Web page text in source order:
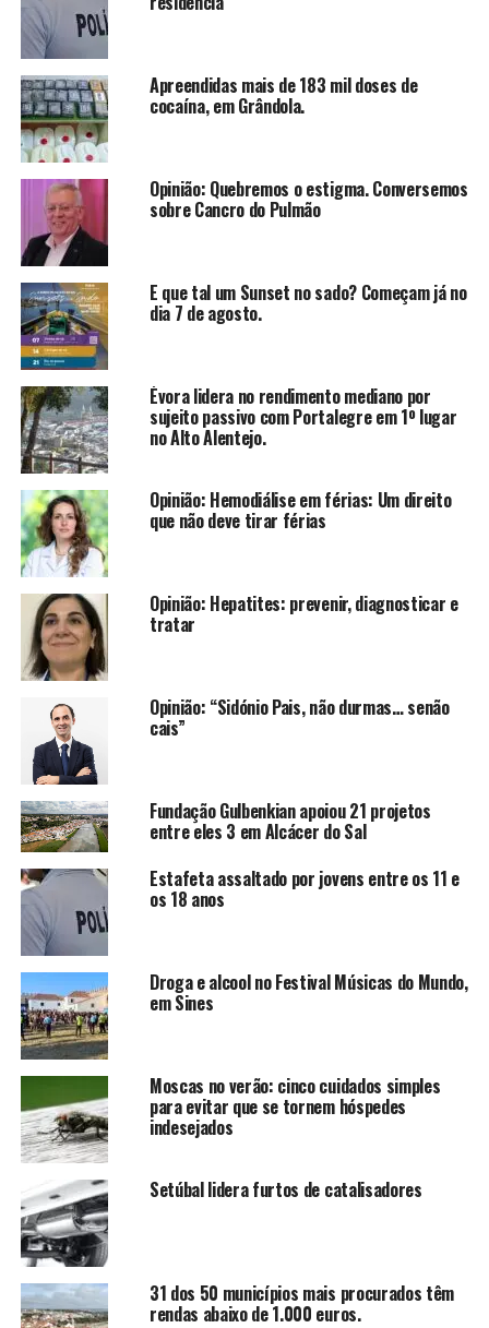
Apreendidas mais de 183 mil doses de
cocaína, em Grândola.
Opinião: Quebremos o estigma. Conversemos
sobre Cancro do Pulmão
E que tal um Sunset no sado? Começam já no
dia 7 de agosto.
Évora lidera no rendimento mediano por
sujeito passivo com Portalegre em 1º lugar
no Alto Alentejo.
Opinião: Hemodiálise em férias: Um direito
que não deve tirar férias
Opinião: Hepatites: prevenir, diagnosticar e
tratar
Opinião: “Sidónio Pais, não durmas… senão
cais”
Fundação Gulbenkian apoiou 21 projetos
entre eles 3 em Alcácer do Sal
Estafeta assaltado por jovens entre os 11 e
os 18 anos
Droga e alcool no Festival Músicas do Mundo,
em Sines
Moscas no verão: cinco cuidados simples
para evitar que se tornem hóspedes
indesejados
Setúbal lidera furtos de catalisadores
31 dos 50 municípios mais procurados têm
rendas abaixo de 1.000 euros.